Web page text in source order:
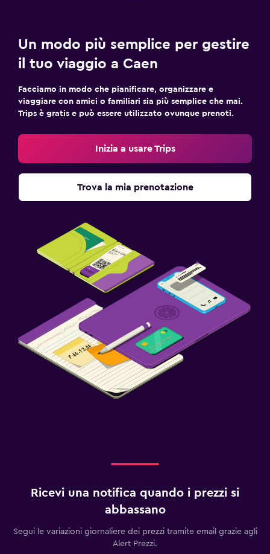
Un modo più semplice per gestire
il tuo viaggio a Caen
Facciamo in modo che pianificare, organizzare e
viaggiare con amici o familiari sia più semplice che mai.
Trips è gratis e può essere utilizzato ovunque prenoti.
Inizia a usare Trips
Trova la mia prenotazione
Ricevi una notifica quando i prezzi si
abbassano
Segui le variazioni giornaliere dei prezzi tramite email grazie agli
Alert Prezzi.